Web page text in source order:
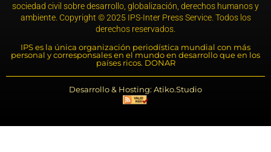
sociedad civil sobre desarrollo, globalización, derechos humanos y
ambiente. Copyright © 2025 IPS-Inter Press Service. Todos los
derechos reservados.
IPS es la única organización periodística mundial con más
personal y corresponsales en el mundo en desarrollo que en los
países ricos. DONAR
Desarrollo & Hosting: Atiko.Studio